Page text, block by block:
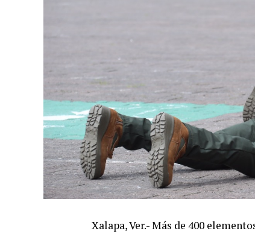
Xalapa, Ver.- Más de 400